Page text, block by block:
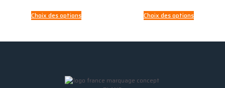
Choix des options Choix des options